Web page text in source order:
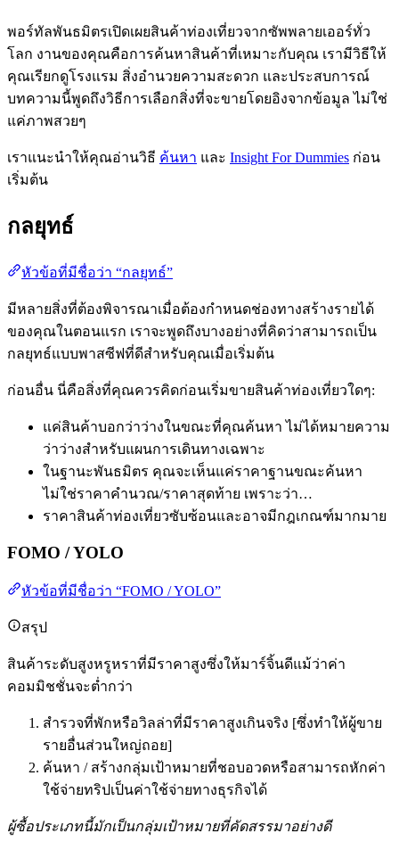
พอร์ทัลพันธมิตรเปิดเผยสินค้าท่องเที่ยวจากซัพพลายเออร์ทั่ว
โลก งานของคุณคือการค้นหาสินค้าที่เหมาะกับคุณ เรามีวิธีให้
คุณเรียกดูโรงแรม สิ่งอำนวยความสะดวก และประสบการณ์
บทความนี้พูดถึงวิธีการเลือกสิ่งที่จะขายโดยอิงจากข้อมูล ไม่ใช่
แค่ภาพสวยๆ
เราแนะนำให้คุณอ่านวิธี ค้นหา และ Insight For Dummies ก่อน
เริ่มต้น
กลยุทธ์
หัวข้อที่มีชื่อว่า “กลยุทธ์”
มีหลายสิ่งที่ต้องพิจารณาเมื่อต้องกำหนดช่องทางสร้างรายได้
ของคุณในตอนแรก เราจะพูดถึงบางอย่างที่คิดว่าสามารถเป็น
กลยุทธ์แบบพาสซีฟที่ดีสำหรับคุณเมื่อเริ่มต้น
ก่อนอื่น นี่คือสิ่งที่คุณควรคิดก่อนเริ่มขายสินค้าท่องเที่ยวใดๆ:
แค่สินค้าบอกว่าว่างในขณะที่คุณค้นหา ไม่ได้หมายความ
ว่าว่างสำหรับแผนการเดินทางเฉพาะ
ในฐานะพันธมิตร คุณจะเห็นแค่ราคาฐานขณะค้นหา
ไม่ใช่ราคาคำนวณ/ราคาสุดท้าย เพราะว่า…
ราคาสินค้าท่องเที่ยวซับซ้อนและอาจมีกฎเกณฑ์มากมาย
FOMO / YOLO
หัวข้อที่มีชื่อว่า “FOMO / YOLO”
สรุป
สินค้าระดับสูงหรูหราที่มีราคาสูงซึ่งให้มาร์จิ้นดีแม้ว่าค่า
คอมมิชชั่นจะต่ำกว่า
สำรวจที่พักหรือวิลล่าที่มีราคาสูงเกินจริง [ซึ่งทำให้ผู้ขาย
รายอื่นส่วนใหญ่ถอย]
ค้นหา / สร้างกลุ่มเป้าหมายที่ชอบอวดหรือสามารถหักค่า
ใช้จ่ายทริปเป็นค่าใช้จ่ายทางธุรกิจได้
ผู้ซื้อประเภทนี้มักเป็นกลุ่มเป้าหมายที่คัดสรรมาอย่างดี